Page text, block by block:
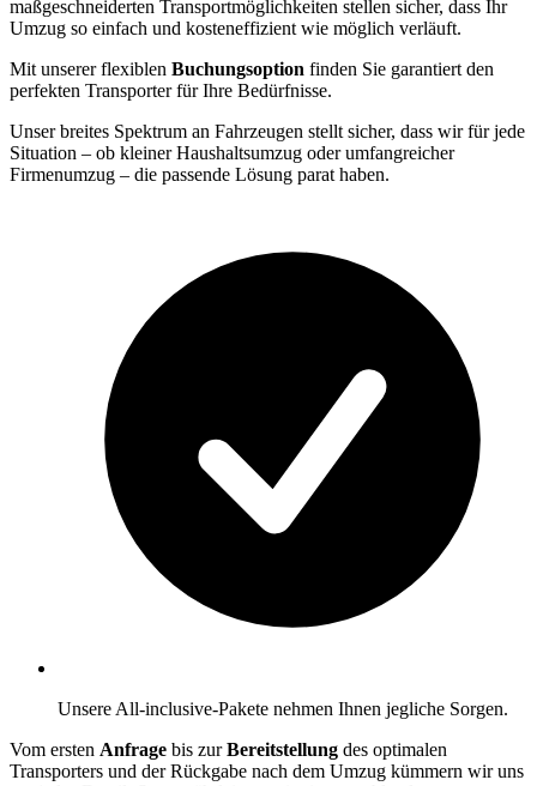
maßgeschneiderten Transportmöglichkeiten stellen sicher, dass Ihr
Umzug so einfach und kosteneffizient wie möglich verläuft.
Mit unserer flexiblen Buchungsoption finden Sie garantiert den
perfekten Transporter für Ihre Bedürfnisse.
Unser breites Spektrum an Fahrzeugen stellt sicher, dass wir für jede
Situation – ob kleiner Haushaltsumzug oder umfangreicher
Firmenumzug – die passende Lösung parat haben.
Unsere All-inclusive-Pakete nehmen Ihnen jegliche Sorgen.
Vom ersten Anfrage bis zurBereitstellung des optimalen
Transporters und der Rückgabe nach dem Umzug kümmern wir uns